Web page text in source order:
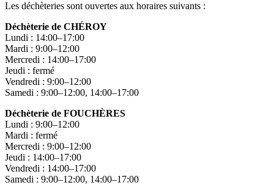
Les déchèteries sont ouvertes aux horaires suivants :
Déchèterie de CHÉROY
Lundi : 14:00–17:00
Mardi : 9:00–12:00
Mercredi : 14:00–17:00
Jeudi : fermé
Vendredi : 9:00–12:00
Samedi : 9:00–12:00, 14:00–17:00
Déchèterie de FOUCHÈRES
Lundi : 9:00–12:00
Mardi : fermé
Mercredi : 9:00–12:00
Jeudi : 14:00–17:00
Vendredi : 14:00–17:00
Samedi : 9:00–12:00, 14:00–17:00